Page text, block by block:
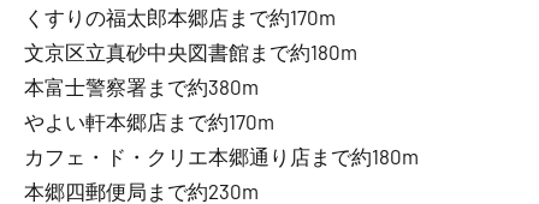
くすりの福太郎本郷店まで約170m
文京区立真砂中央図書館まで約180m
本富士警察署まで約380m
やよい軒本郷店まで約170m
カフェ・ド・クリエ本郷通り店まで約180m
本郷四郵便局まで約230m